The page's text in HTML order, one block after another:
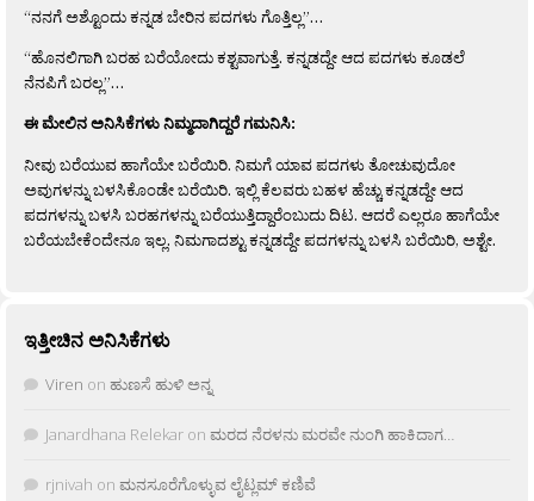
“ನನಗೆ ಅಶ್ಟೊಂದು ಕನ್ನಡ ಬೇರಿನ ಪದಗಳು ಗೊತ್ತಿಲ್ಲ”…
“ಹೊನಲಿಗಾಗಿ ಬರಹ ಬರೆಯೋದು ಕಶ್ಟವಾಗುತ್ತೆ. ಕನ್ನಡದ್ದೇ ಆದ ಪದಗಳು ಕೂಡಲೆ
ನೆನಪಿಗೆ ಬರಲ್ಲ”…
ಈ ಮೇಲಿನ ಅನಿಸಿಕೆಗಳು ನಿಮ್ಮದಾಗಿದ್ದರೆ ಗಮನಿಸಿ:
ನೀವು ಬರೆಯುವ ಹಾಗೆಯೇ ಬರೆಯಿರಿ. ನಿಮಗೆ ಯಾವ ಪದಗಳು ತೋಚುವುದೋ
ಅವುಗಳನ್ನು ಬಳಸಿಕೊಂಡೇ ಬರೆಯಿರಿ. ಇಲ್ಲಿ ಕೆಲವರು ಬಹಳ ಹೆಚ್ಚು ಕನ್ನಡದ್ದೇ ಆದ
ಪದಗಳನ್ನು ಬಳಸಿ ಬರಹಗಳನ್ನು ಬರೆಯುತ್ತಿದ್ದಾರೆಂಬುದು ದಿಟ. ಆದರೆ ಎಲ್ಲರೂ ಹಾಗೆಯೇ
ಬರೆಯಬೇಕೆಂದೇನೂ ಇಲ್ಲ. ನಿಮಗಾದಶ್ಟು ಕನ್ನಡದ್ದೇ ಪದಗಳನ್ನು ಬಳಸಿ ಬರೆಯಿರಿ, ಅಶ್ಟೇ.
ಇತ್ತೀಚಿನ ಅನಿಸಿಕೆಗಳು
Viren on ಹುಣಸೆ ಹುಳಿ ಅನ್ನ
Janardhana Relekar on ಮರದ ನೆರಳನು ಮರವೇ ನುಂಗಿ ಹಾಕಿದಾಗ…
rjnivah on ಮನಸೂರೆಗೊಳ್ಳುವ ಲೈಟ್ಲಮ್ ಕಣಿವೆ